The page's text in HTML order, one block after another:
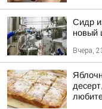
Сидр
новый
Вчера,